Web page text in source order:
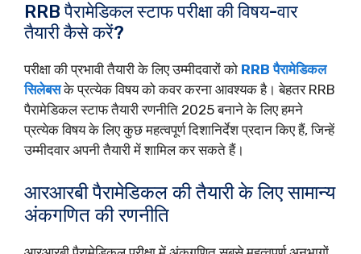
RRB पैरामेडिकल स्टाफ परीक्षा की विषय-वार
तैयारी कैसे करें?
परीक्षा की प्रभावी तैयारी के लिए उम्मीदवारों को RRB पैरामेडिकल
सिलेबस के प्रत्येक विषय को कवर करना आवश्यक है। बेहतर RRB
पैरामेडिकल स्टाफ तैयारी रणनीति 2025 बनाने के लिए हमने
प्रत्येक विषय के लिए कुछ महत्वपूर्ण दिशानिर्देश प्रदान किए हैं, जिन्हें
उम्मीदवार अपनी तैयारी में शामिल कर सकते हैं।
आरआरबी पैरामेडिकल की तैयारी के लिए सामान्य
अंकगणित की रणनीति